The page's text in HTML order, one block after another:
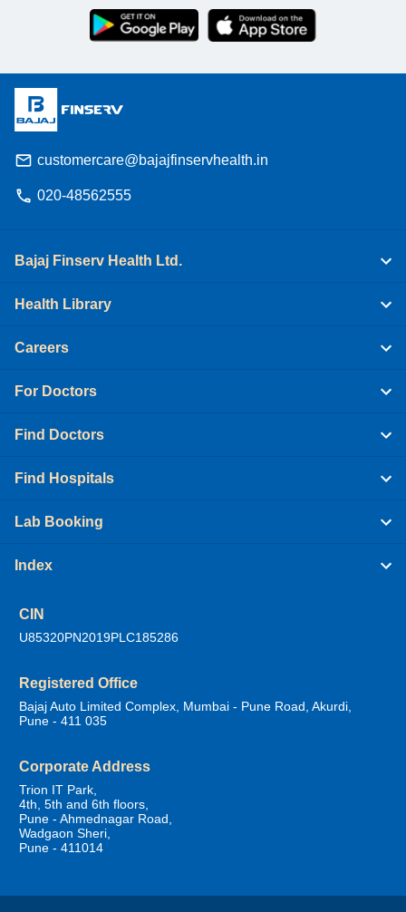
customercare@bajajfinservhealth.in
020-48562555
Bajaj Finserv Health Ltd.
Health Library
Careers
For Doctors
Find Doctors
Find Hospitals
Lab Booking
Index
CIN
U85320PN2019PLC185286
Registered Office
Bajaj Auto Limited Complex, Mumbai - Pune Road, Akurdi,
Pune - 411 035
Corporate Address
Trion IT Park,
4th, 5th and 6th floors,
Pune - Ahmednagar Road,
Wadgaon Sheri,
Pune - 411014